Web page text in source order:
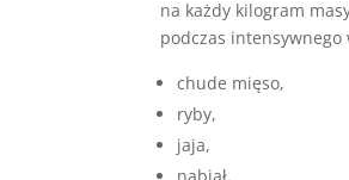
na każdy kilogram
podczas intensywnego
chude mięso,
ryby,
jaja,